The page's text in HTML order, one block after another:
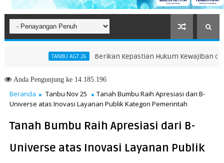
TANBU AGT 26 Berikan Kepastian Hukum Kewajiban dan
AndaPengunjung ke 14.185.196
Beranda Tanbu Nov 25
Tanah Bumbu Raih Apresiasi dari B-
Universe atas Inovasi Layanan Publik Kategori Pemerintah
Tanah Bumbu Raih Apresiasi dari B-
Universe atas Inovasi Layanan Publik